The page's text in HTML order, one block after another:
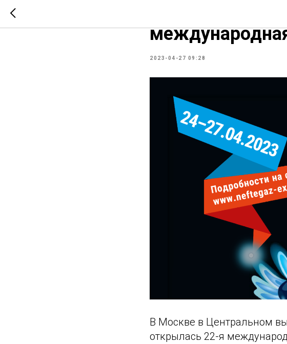
В ЦВК
2023-04-27 09:28
В Москве в Центральном
открылась 22-я